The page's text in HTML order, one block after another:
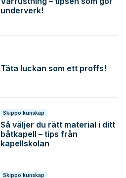
underverk!
Täta luckan som ett proffs!
Skippo kunskap
Så väljer du rätt material i ditt
båtkapell – tips från
kapellskolan
Skippo kunskap